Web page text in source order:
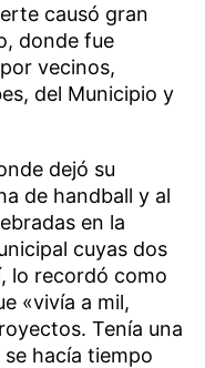
causó gran
donde fue
vecinos,
del Municipio y
dejó su
de handball y al
en la
cuyas dos
lo recordó como
«vivía a mil,
Tenía una
hacía tiempo